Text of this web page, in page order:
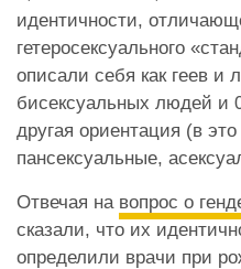
идентичности,
гетеросексуального
описали себя как геев и
бисексуальных людей и
другая ориентация (в
пансексуальные,
Отвечая на вопрос о
сказали, что их
определили врачи при